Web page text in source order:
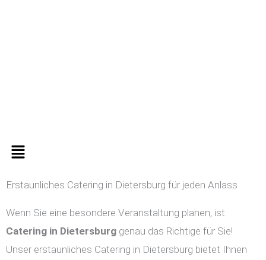
Menü
Erstaunliches Catering in Dietersburg für jeden Anlass
Wenn Sie eine besondere Veranstaltung planen, ist
Catering in Dietersburg genau das Richtige für Sie!
Unser erstaunliches Catering in Dietersburg bietet Ihnen